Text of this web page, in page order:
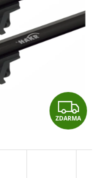
Z
D
A
ZDARMA